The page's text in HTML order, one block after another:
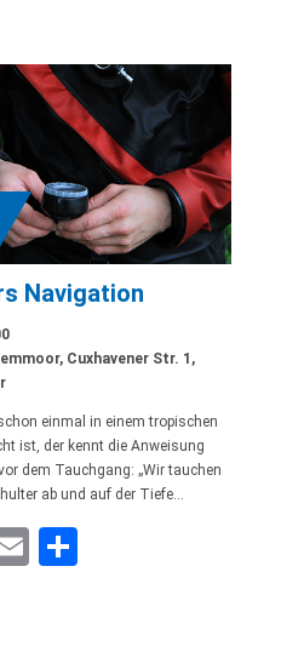
Navigation
Cuxhavener Str. 1,
einmal in einem tropischen
ist, der kennt die Anweisung
dem Tauchgang: „Wir tauchen
ab und auf der Tiefe…
EmailTeilen